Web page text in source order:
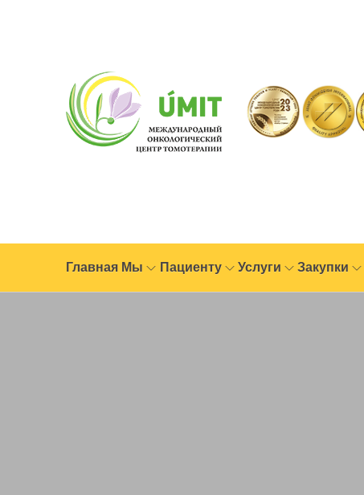
Главная Мы Пациенту Услуги Закупки